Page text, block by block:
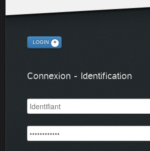
LOGIN
Connexion - Identification